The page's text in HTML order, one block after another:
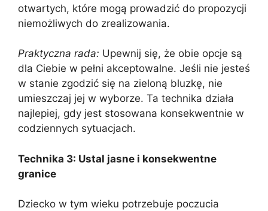
otwartych, które mogą prowadzić do propozycji
niemożliwych do zrealizowania.
Praktyczna rada: Upewnij się, że obie opcje są
dla Ciebie w pełni akceptowalne. Jeśli nie jesteś
w stanie zgodzić się na zieloną bluzkę, nie
umieszczaj jej w wyborze. Ta technika działa
najlepiej, gdy jest stosowana konsekwentnie w
codziennych sytuacjach.
Technika 3: Ustal jasne i konsekwentne
granice
Dziecko w tym wieku potrzebuje poczucia